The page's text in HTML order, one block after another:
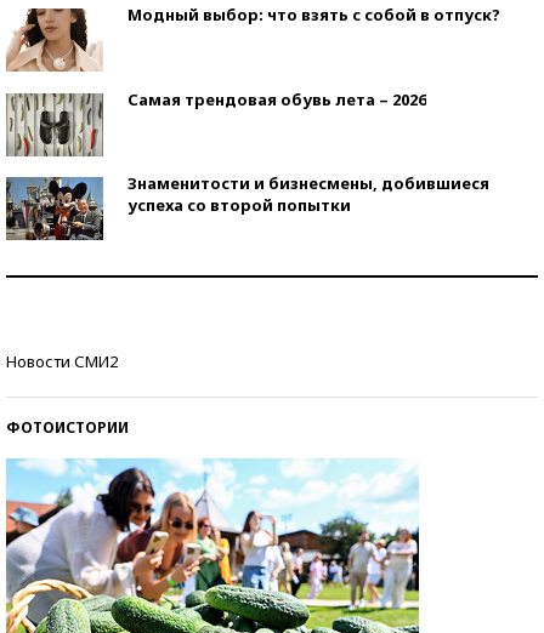
Модный выбор: что взять с собой в отпуск?
Самая трендовая обувь лета – 2026
Знаменитости и бизнесмены, добившиеся
успеха со второй попытки
Новости СМИ2
ФОТОИСТОРИИ